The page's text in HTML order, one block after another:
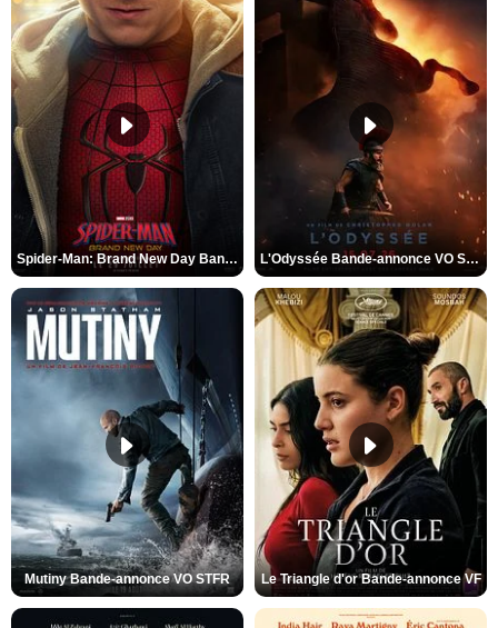
Spider-Man: Brand New Day Bande-annonce VO STFR L'Odyssée Bande-annonce VO STFR
Mutiny Bande-annonce VO STFR Le Triangle d'or Bande-annonce VF